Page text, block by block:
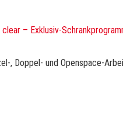
clear – Exklusiv-
, Doppel- und Openspace-